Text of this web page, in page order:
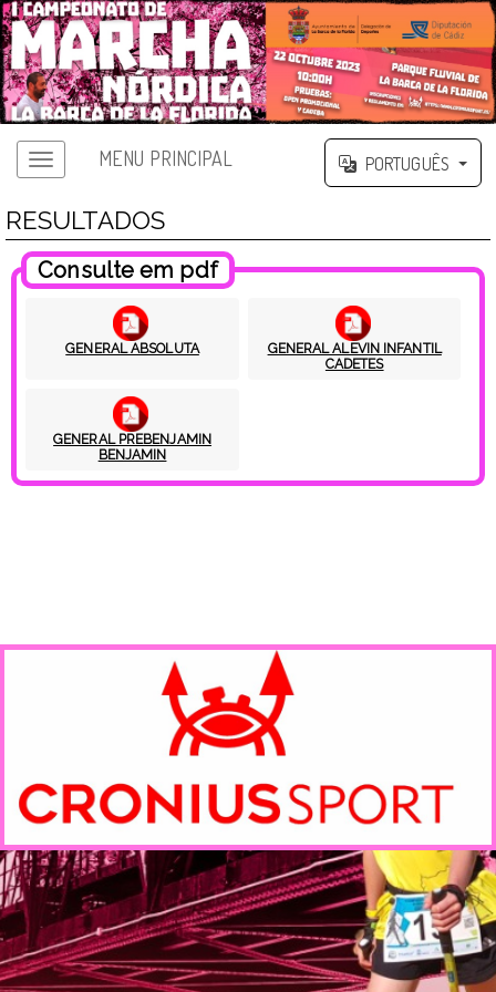
MENU PRINCIPAL PORTUGUÊS
RESULTADOS
Consulte em pdf
GENERAL ABSOLUTA
GENERAL ALEVIN INFANTIL
CADETES
GENERAL PREBENJAMIN
BENJAMIN